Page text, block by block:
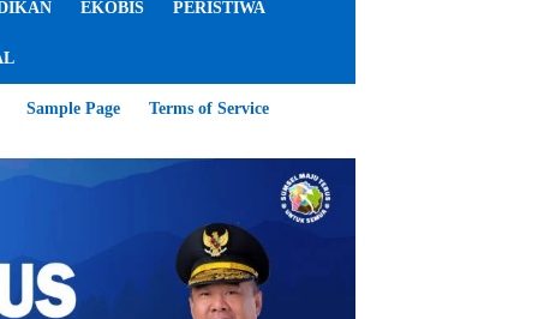
EKOBIS PERISTIWA
Sample Page Terms of Service